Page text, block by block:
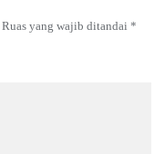
Ruas yang wajib ditandai *